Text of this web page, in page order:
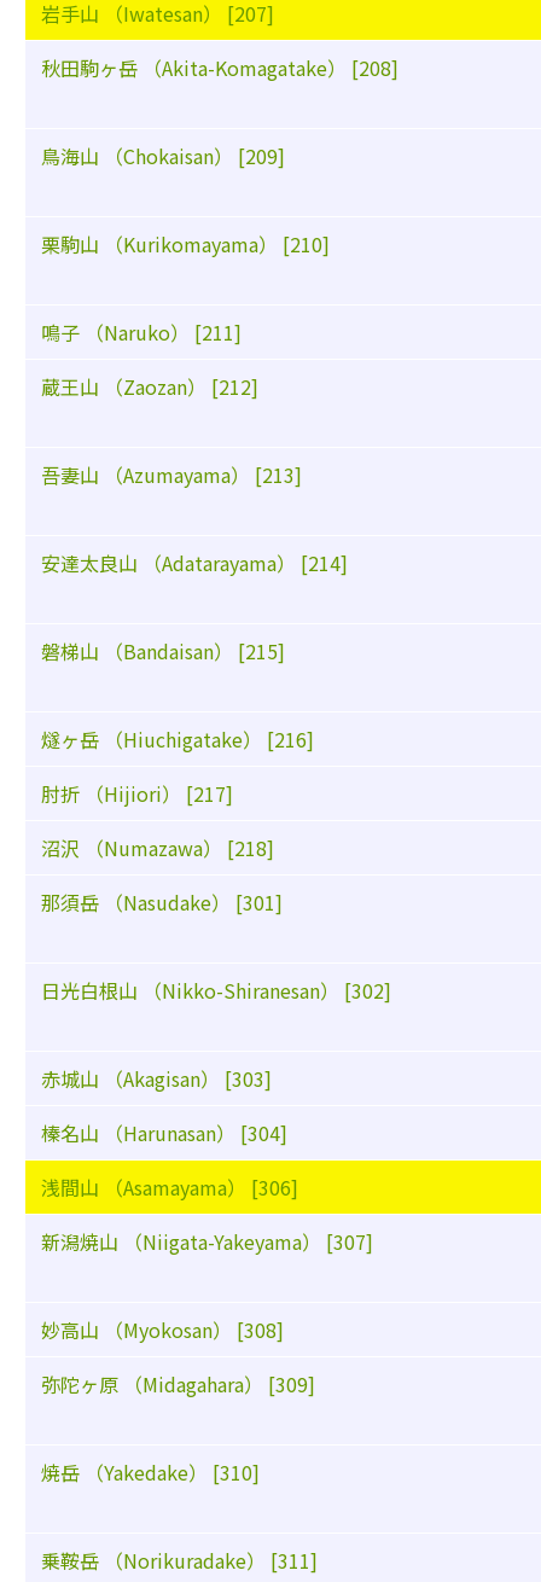
岩手山 （Iwatesan） [207]
秋田駒ヶ岳 （Akita-Komagatake） [208]
鳥海山 （Chokaisan） [209]
栗駒山 （Kurikomayama） [210]
鳴子 （Naruko） [211]
蔵王山 （Zaozan） [212]
吾妻山 （Azumayama） [213]
安達太良山 （Adatarayama） [214]
磐梯山 （Bandaisan） [215]
燧ヶ岳 （Hiuchigatake） [216]
肘折 （Hijiori） [217]
沼沢 （Numazawa） [218]
那須岳 （Nasudake） [301]
日光白根山 （Nikko-Shiranesan） [302]
赤城山 （Akagisan） [303]
榛名山 （Harunasan） [304]
浅間山 （Asamayama） [306]
新潟焼山 （Niigata-Yakeyama） [307]
妙高山 （Myokosan） [308]
弥陀ヶ原 （Midagahara） [309]
焼岳 （Yakedake） [310]
乗鞍岳 （Norikuradake） [311]